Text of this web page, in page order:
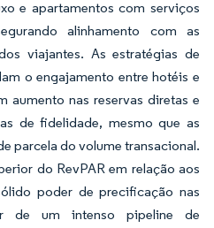
e apartamentos com serviços
alinhamento com as
viajantes. As estratégias de
o engajamento entre hotéis e
aumento nas reservas diretas e
de fidelidade, mesmo que as
parcela do volume transacional.
do RevPAR em relação aos
poder de precificação nas
de um intenso pipeline de